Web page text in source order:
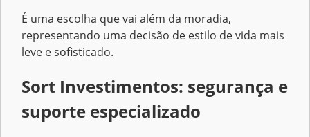
É uma escolha que vai além da moradia,
representando uma decisão de estilo de vida mais
leve e sofisticado.
Sort Investimentos: segurança e
suporte especializado